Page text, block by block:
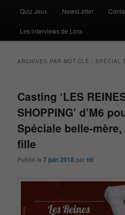
Quiz Jeux NewsLetter
Les interviews de Lora
ARCHIVES PAR MOT-CLÉ : SPÉCIAL
Casting ‘LES
SHOPPING’ d’M6
Spéciale belle-
fille
Publié le7 juin 2018 partiti